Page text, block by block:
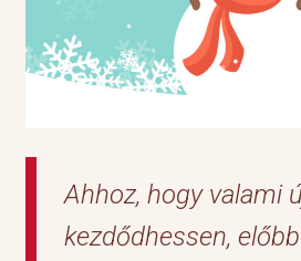
Ahhoz, hogy valami
kezdődhessen,